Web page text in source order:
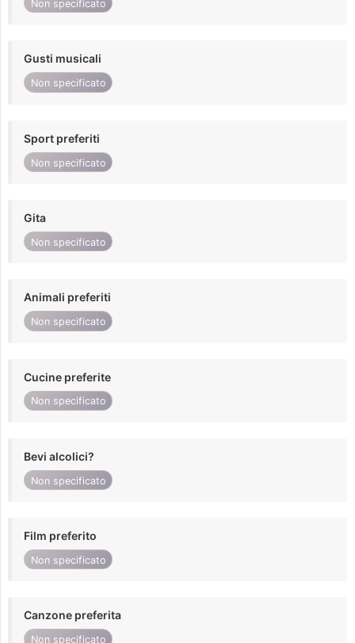
Non specificato
Gusti musicali
Non specificato
Sport preferiti
Non specificato
Gita
Non specificato
Animali preferiti
Non specificato
Cucine preferite
Non specificato
Bevi alcolici?
Non specificato
Film preferito
Non specificato
Canzone preferita
Non specificato